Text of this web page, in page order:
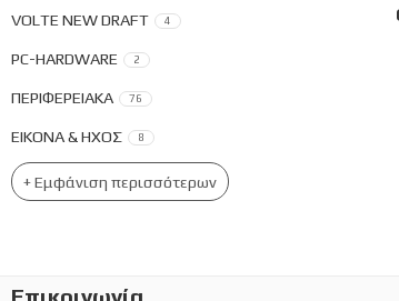
VOLTE NEW DRAFT 4
PC-HARDWARE 2
ΠΕΡΙΦΕΡΕΙΑΚΑ 76
ΕΙΚΟΝΑ & ΗΧΟΣ 8
+ Εμφάνιση περισσότερων
Επικοινωνία